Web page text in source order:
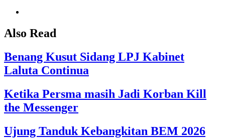
Also Read
Benang Kusut Sidang LPJ Kabinet
Laluta Continua
Ketika Persma masih Jadi Korban Kill
the Messenger
Ujung Tanduk Kebangkitan BEM 2026